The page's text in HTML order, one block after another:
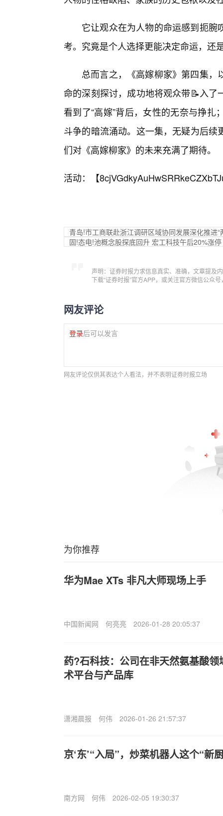
它让观众在为人物的命运感到扼
考。究竟是个人选择更能决定命运，还
总而言之，《高嫁柳家》第四集
命的深刻探讨，成功地将观众带📝入
看到了“高嫁”背后，女性的无奈与挣
斗争的暗流涌动。这一集，无疑为后
们对《高嫁柳家》的未来充满了期待。
活动：【
青岛!市工商联赴浙江调研区域协同发展深化推进“
固!态电!池概念股探底回升 宏工科技午后20%涨停
声明：证券时报力求信息真实、准确，文章提及
下载“证券时报”官方APP，或关注官方微信公众
网友评论
登录后可以发言
网友评论仅供其表达个人看法，并不表明证券时报立场
为你推荐
华为Mae XTs 非凡大师现场上手
中国新闻网 何亮亮 2026-01-28 20:05:37
药?石科技：公司在非天然氨基酸
术平台与产品库
潇湘晨报 何伟 2026-01-26 21:57:37
京‘东’“入局”，炒菜机器人这个“新
南方网 何伟 2026-02-05 19:30:37